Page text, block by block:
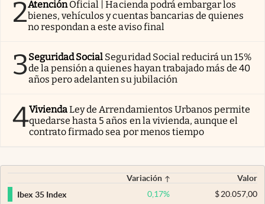
2AtenciónOficial | Hacienda podrá embargar los
bienes, vehículos y cuentas bancarias de quienes
no respondan a este aviso final
3Seguridad Social Seguridad Social reducirá un 15%
de la pensión a quienes hayan trabajado más de 40
años pero adelanten su jubilación
4ViviendaLey de Arrendamientos Urbanos permite
quedarse hasta 5 años en la vivienda, aunque el
contrato firmado sea por menos tiempo
Variación
Valor
Ibex 35 Index
0,17% $20.057,00